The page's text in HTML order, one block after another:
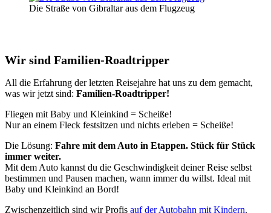
Die Straße von Gibraltar aus dem Flugzeug
Wir sind Familien-Roadtripper
All die Erfahrung der letzten Reisejahre hat uns zu dem gemacht,
was wir jetzt sind: Familien-Roadtripper!
Fliegen mit Baby und Kleinkind = Scheiße!
Nur an einem Fleck festsitzen und nichts erleben = Scheiße!
Die Lösung: Fahre mit dem Auto in Etappen. Stück für Stück
immer weiter.
Mit dem Auto kannst du die Geschwindigkeit deiner Reise selbst
bestimmen und Pausen machen, wann immer du willst. Ideal mit
Baby und Kleinkind an Bord!
Zwischenzeitlich sind wir Profis auf der Autobahn mit Kindern.